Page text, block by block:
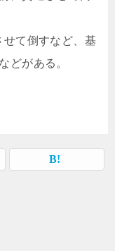
せて倒すなど、基
どがある。